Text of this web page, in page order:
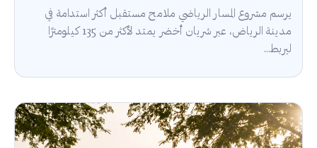
يرسم مشروع المسار الرياضي ملامح مستقبل أكثر استدامة في
مدينة الرياض، عبر شريان أخضر يمتد لأكثر من 135 كيلومترًا
ليربط...